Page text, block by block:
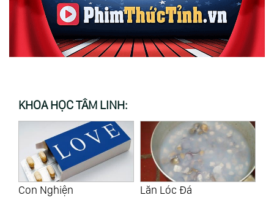
KHOA HỌC TÂM LINH:
Lăn Lóc Đá Mông Lung